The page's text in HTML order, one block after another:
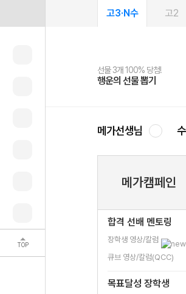
TOP
고3·N수 고2
선물 3개 100% 당첨!
행운의 선물 뽑기
선물 100% 증정!
메가스터디 X 올리브
여름방학 스터디 캐시백
메가런 썸머스쿨
2027 러셀 단과
강사 공개선발
스마트러닝앱
설문 EVENT
메가패스
3일 무료 체험권
메가패스 수강생 무료혜택!
메가클럽 멤버십
사회공헌 캠페인
희망이룸 메가나눔
메가선생님
메가캠페인
합격 선배 멘토링
장학생 영상/칼럼
큐브 영상/칼럼(QCC)
목표달성 장학생